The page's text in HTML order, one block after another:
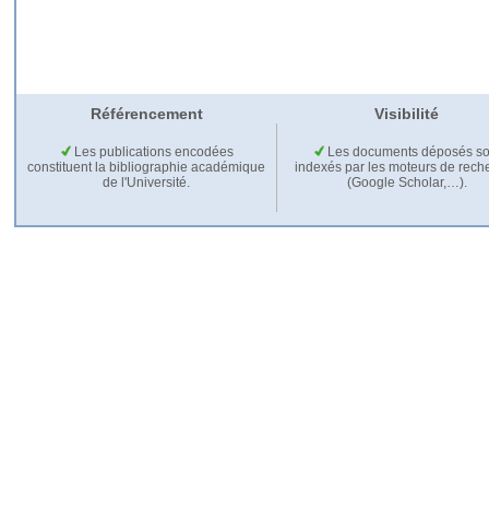
Référencement Visibilité
Les publications encodées
constituent la bibliographie académique
de l'Université.
Les documents déposés
indexés par les moteurs de
(Google Scholar,…).